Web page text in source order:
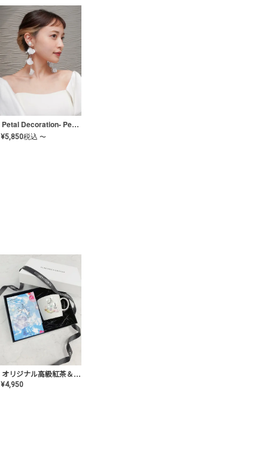
Petal Decoration- Pearl【JA-COER-3】
¥5,850税込 〜
オリジナル高級紅茶＆マグカップ ギフト【AT-GF-02】ギフトセット/プレゼント/内祝い/結婚式/ハーブティー/高品質/マグカップ/食器/記念日/お返し/手土産/美容/おしゃれ
¥4,950